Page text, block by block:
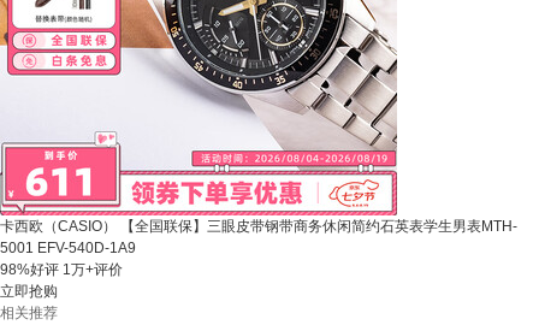
卡西欧（CASIO） 【全国联保】三眼皮带钢带商务休闲简约石英表学生男表MTH-
5001 EFV-540D-1A9
98%好评 1万+评价
立即抢购
相关推荐